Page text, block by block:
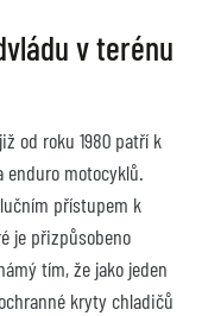
v terénu
od roku 1980 patří k
enduro motocyklů.
přístupem k
je přizpůsobeno
tím, že jako jeden
kryty chladičů